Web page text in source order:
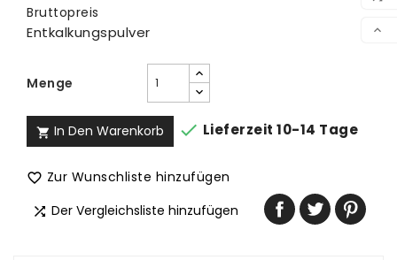

Bruttopreis
Entkalkungspulver
Menge
 In Den Warenkorb  Lieferzeit 10-14 Tage
 Zur Wunschliste hinzufügen
 Der Vergleichsliste hinzufügen